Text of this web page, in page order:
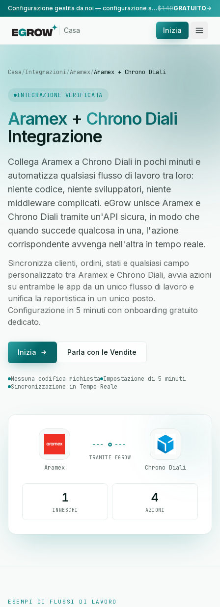
Configurazione gestita da noi — configurazione standard, eseguita dal nostro team.$149GRATUITO
Casa Inizia
Casa/Integrazioni/Aramex/Aramex + Chrono Diali
INTEGRAZIONE VERIFICATA
Aramex+ Chrono Diali
Integrazione
Collega Aramex a Chrono Diali in pochi minuti e
automatizza qualsiasi flusso di lavoro tra loro:
niente codice, niente sviluppatori, niente
middleware complicati. eGrow unisce Aramex e
Chrono Diali tramite un'API sicura, in modo che
quando succede qualcosa in una, l'azione
corrispondente avvenga nell'altra in tempo reale.
Sincronizza clienti, ordini, stati e qualsiasi campo
personalizzato tra Aramex e Chrono Diali, avvia azioni
su entrambe le app da un unico flusso di lavoro e
unifica la reportistica in un unico posto.
Configurazione in 5 minuti con onboarding gratuito
dedicato.
Inizia Parla con le Vendite
Nessuna codifica richiesta Impostazione di 5 minuti
Sincronizzazione in Tempo Reale
Aramex
TRAMITE EGROW
Chrono Diali
1
INNESCHI
4
AZIONI
ESEMPI DI FLUSSI DI LAVORO